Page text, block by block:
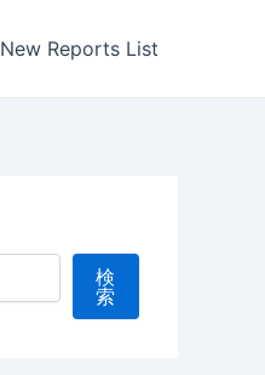
New Reports List
検
索